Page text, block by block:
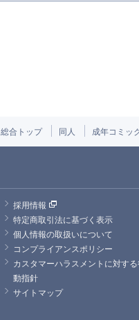
総合トップ 同人 成年コミッ
採用情報
特定商取引法に基づく表示
個人情報の取扱いについて
コンプライアンスポリシー
カスタマーハラスメントに対す
動指針
サイトマップ